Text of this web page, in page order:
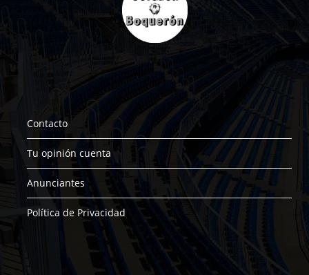
Contacto
Tu opinión cuenta
Anunciantes
Política de Privacidad